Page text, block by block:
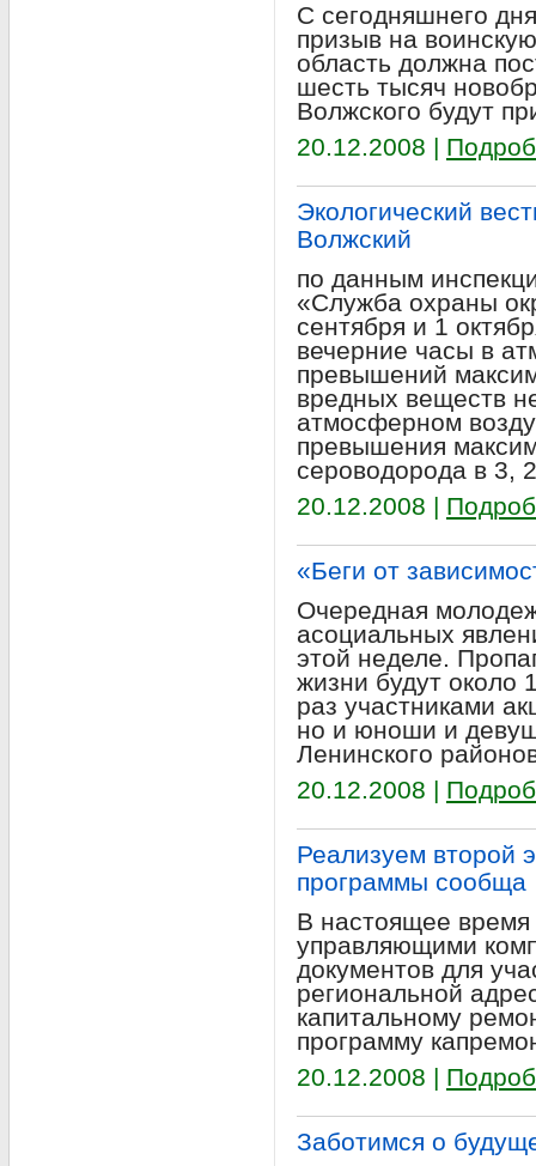
С сегодняшнего
призыв на
область должна
шесть тысяч
Волжского будут
20.12.2008 |
Экологический
Волжский
по данным
«Служба охраны
сентября и 1
вечерние часы в
превышений
вредных веществ
атмосферном
превышения
сероводорода в 3,
20.12.2008 |
«Беги от
Очередная
асоциальных
этой неделе.
жизни будут около
раз участниками
но и юноши и
Ленинского
20.12.2008 |
Реализуем второй
программы сообща
В настоящее время
управляющими
документов для
региональной
капитальному
программу
20.12.2008 |
Заботимся о